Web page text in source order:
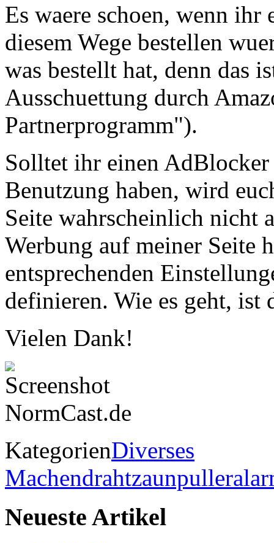
Es waere schoen, wenn ihr
diesem Wege bestellen
was bestellt hat, denn das
Ausschuettung durch
Partnerprogramm").
Solltet ihr einen
Benutzung haben, wird
Seite wahrscheinlich nicht
Werbung auf meiner Seite
entsprechenden
definieren. Wie es geht, ist
Vielen Dank!
KategorienDiverses
Neueste Artikel